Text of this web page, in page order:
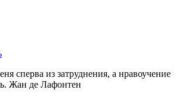
сперва из затруднения, а нравоучение
Жан де Лафонтен